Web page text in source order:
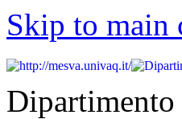
Skip to main